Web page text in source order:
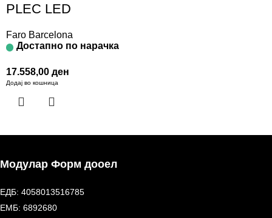
PLEC LED
Faro Barcelona
Достапно по нарачка
17.558,00 ден
Додај во кошница
Модулар Форм дооел
ЕДБ: 4058013516785
ЕМБ: 6892680